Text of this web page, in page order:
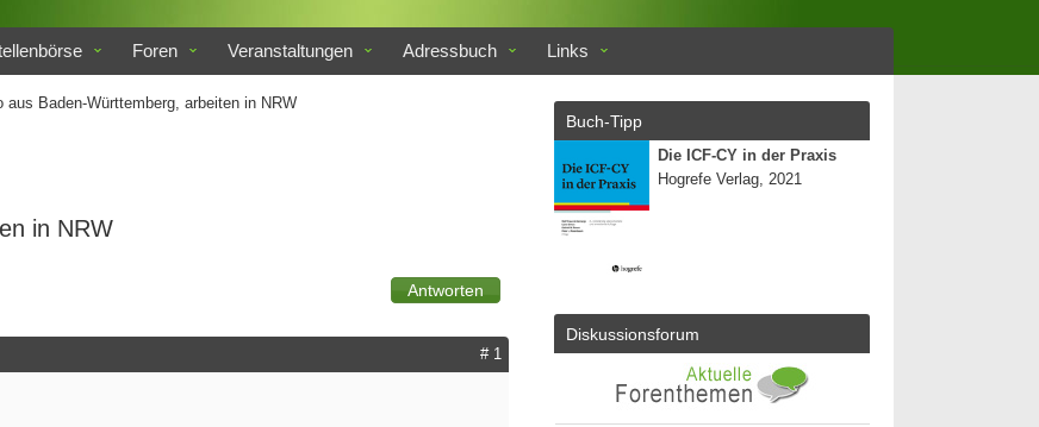
Foren Veranstaltungen Adressbuch Links
aus Baden-Württemberg, arbeiten in NRW
in NRW
# 1
Buch-Tipp
Die ICF-CY in der Praxis
Hogrefe Verlag, 2021
Diskussionsforum